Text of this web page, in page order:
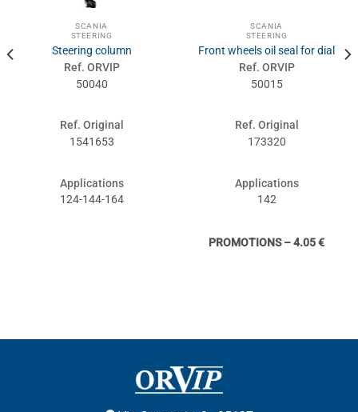
SCANIA
STEERING
Steering column
Ref. ORVIP
50040
Ref. Original
1541653
Applications
124-144-164
SCANIA
STEERING
Front wheels oil seal for dial
Ref. ORVIP
50015
Ref. Original
173320
Applications
142
PROMOTIONS – 4.05 €